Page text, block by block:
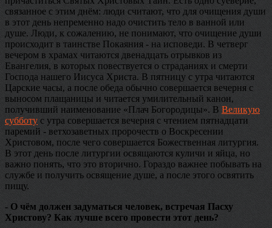
связанное с этим днём: люди считают, что для очищения души
в этот день непременно надо очистить тело в ванной или
душе. Люди, к сожалению, не понимают, что очищение души
происходит в таинстве Покаяния - на исповеди. В четверг
вечером в храмах читаются двенадцать отрывков из
Евангелия, в которых повествуется о страданиях и смерти
Господа нашего Иисуса Христа. В пятницу с утра читаются
Царские часы, а после обеда обычно совершается вечерня с
выносом плащаницы и читается умилительный канон,
получивший наименование «Плач Богородицы». В Великую
субботу с утра совершается вечерня с чтением пятнадцати
паремий - ветхозаветных пророчеств о Воскресении
Христовом, после чего совершается Божественная литургия.
В этот день после литургии освящаются куличи и яйца, но
важно понять, что это вторично. Гораздо важнее побывать на
службе и получить освящение душе, а после этого освятить
пищу.
- О чём должен задуматься человек, встречая Пасху
Христову? Как лучше всего провести этот день?